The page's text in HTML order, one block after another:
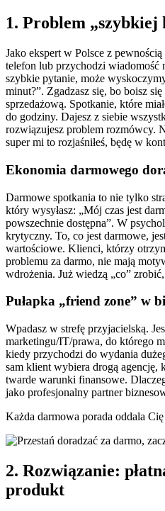
1. Problem „szybkiej
Jako ekspert w Polsce z
telefon lub przychodzi wiadomość
szybkie pytanie, może
minut?”. Zgadzasz się, bo boisz
sprzedażową. Spotkanie, które
do godziny. Dajesz z siebie
rozwiązujesz problem rozmówcy.
super mi to rozjaśniłeś, będę w
Ekonomia darmowego
Darmowe spotkania to nie tylko
który wysyłasz: „Mój czas jest
powszechnie dostępna”. W
krytyczny. To, co jest darmowe,
wartościowe. Klienci, którzy
problemu za darmo, nie mają
wdrożenia. Już wiedzą „co”
Pułapka „friend zone” w
Wpadasz w strefę przyjacielską.
marketingu/IT/prawa, do którego
kiedy przychodzi do wydania
sam klient wybiera drogą agencję,
twarde warunki finansowe.
jako profesjonalny partner
Każda darmowa porada oddala Cię
2. Rozwiązanie:
produkt